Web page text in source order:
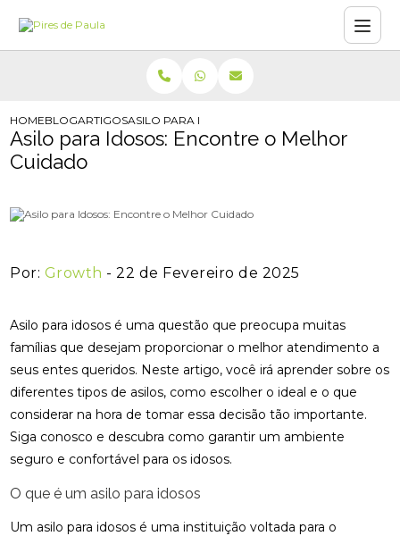
HOMEBLOGARTIGOSASILO PARA IDOSOS: ENCONTRE O MELHOR
Asilo para Idosos: Encontre o Melhor
Cuidado
Por: Growth - 22 de Fevereiro de 2025
Asilo para idosos é uma questão que preocupa muitas
famílias que desejam proporcionar o melhor atendimento a
seus entes queridos. Neste artigo, você irá aprender sobre os
diferentes tipos de asilos, como escolher o ideal e o que
considerar na hora de tomar essa decisão tão importante.
Siga conosco e descubra como garantir um ambiente
seguro e confortável para os idosos.
O que é um asilo para idosos
Um asilo para idosos é uma instituição voltada para o